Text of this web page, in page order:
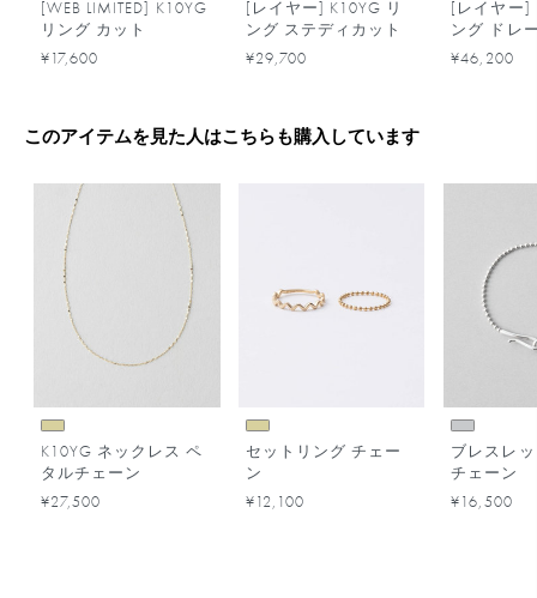
[WEB LIMITED] K10YG
リング カット
¥17,600
[レイヤー] K10YG リ
ング ステディカット
¥29,700
[レイヤー]
ング ドレ
¥46,200
このアイテムを見た人はこちらも購入しています
K10YG ネックレス ペ
タルチェーン
¥27,500
セットリング チェー
ン
¥12,100
ブレスレ
チェーン
¥16,500